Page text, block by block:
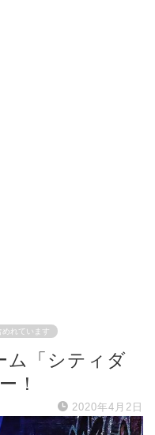
めれています
ム「シティダ
！
2020年4月2日